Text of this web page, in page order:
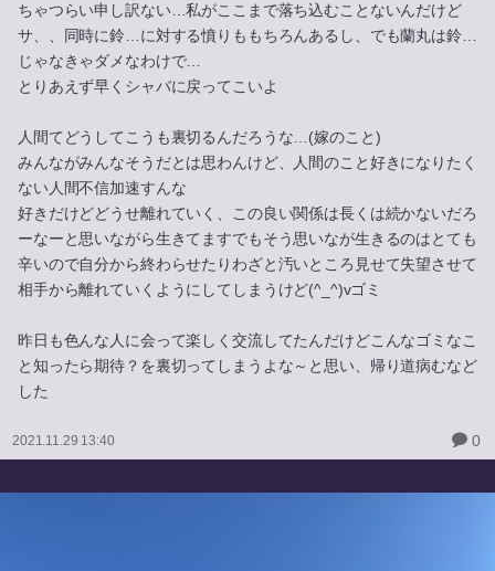
ちゃつらい申し訳ない…私がここまで落ち込むことないんだけど
サ、、同時に鈴…に対する憤りももちろんあるし、でも蘭丸は鈴…
じゃなきゃダメなわけで…
とりあえず早くシャバに戻ってこいよ
人間てどうしてこうも裏切るんだろうな…(嫁のこと)
みんながみんなそうだとは思わんけど、人間のこと好きになりたく
ない人間不信加速すんな
好きだけどどうせ離れていく、この良い関係は長くは続かないだろ
ーなーと思いながら生きてますでもそう思いなが生きるのはとても
辛いので自分から終わらせたりわざと汚いところ見せて失望させて
相手から離れていくようにしてしまうけど(^_^)vゴミ
昨日も色んな人に会って楽しく交流してたんだけどこんなゴミなこ
と知ったら期待？を裏切ってしまうよな～と思い、帰り道病むなど
した
2021.11.29 13:40 0